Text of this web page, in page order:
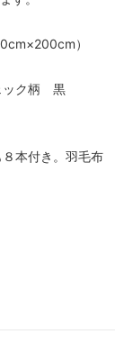
）
ック柄 黒
本付き。羽毛布